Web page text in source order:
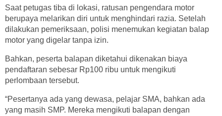
Saat petugas tiba di lokasi, ratusan pengendara motor
berupaya melarikan diri untuk menghindari razia. Setelah
dilakukan pemeriksaan, polisi menemukan kegiatan balap
motor yang digelar tanpa izin.
Bahkan, peserta balapan diketahui dikenakan biaya
pendaftaran sebesar Rp100 ribu untuk mengikuti
perlombaan tersebut.
“Pesertanya ada yang dewasa, pelajar SMA, bahkan ada
yang masih SMP. Mereka mengikuti balapan dengan